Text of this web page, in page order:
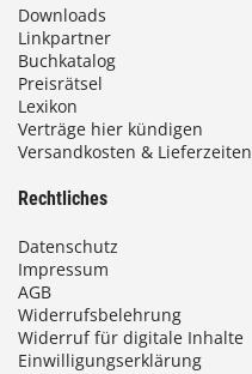
Downloads
Linkpartner
Buchkatalog
Preisrätsel
Lexikon
Verträge hier kündigen
Versandkosten & Lieferzeiten
Rechtliches
Datenschutz
Impressum
AGB
Widerrufsbelehrung
Widerruf für digitale Inhalte
Einwilligungserklärung